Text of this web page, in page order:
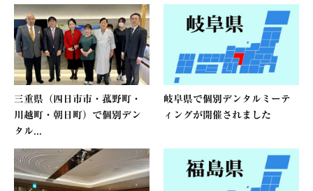
三重県（四日市市・菰野町・
川越町・朝日町）で個別デン
タル...
岐阜県で個別デンタルミーテ
ィングが開催されました